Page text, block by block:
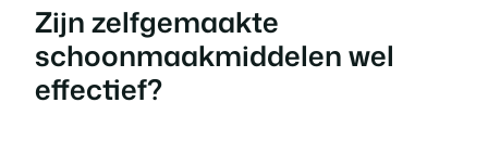
Zijn zelfgemaakte
schoonmaakmiddelen wel
effectief?